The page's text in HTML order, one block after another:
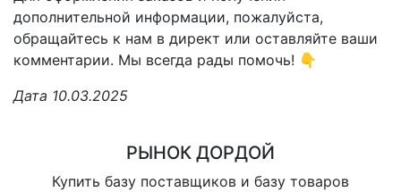
дополнительной информации, пожалуйста,
обращайтесь к нам в директ или оставляйте ваши
комментарии. Мы всегда рады помочь! 👇
Дата 10.03.2025
РЫНОК ДОРДОЙ
Купить базу поставщиков и базу товаров